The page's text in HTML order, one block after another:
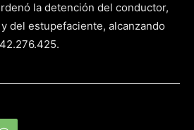
la detención del conductor,
del estupefaciente, alcanzando